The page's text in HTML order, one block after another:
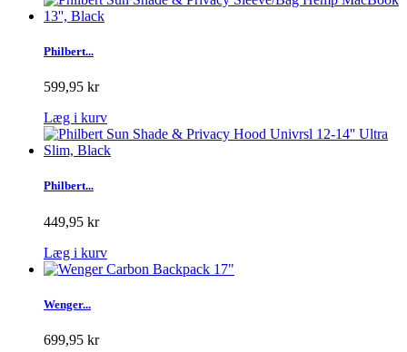
Philbert...
599,95 kr
Læg i kurv
Philbert...
449,95 kr
Læg i kurv
Wenger...
699,95 kr